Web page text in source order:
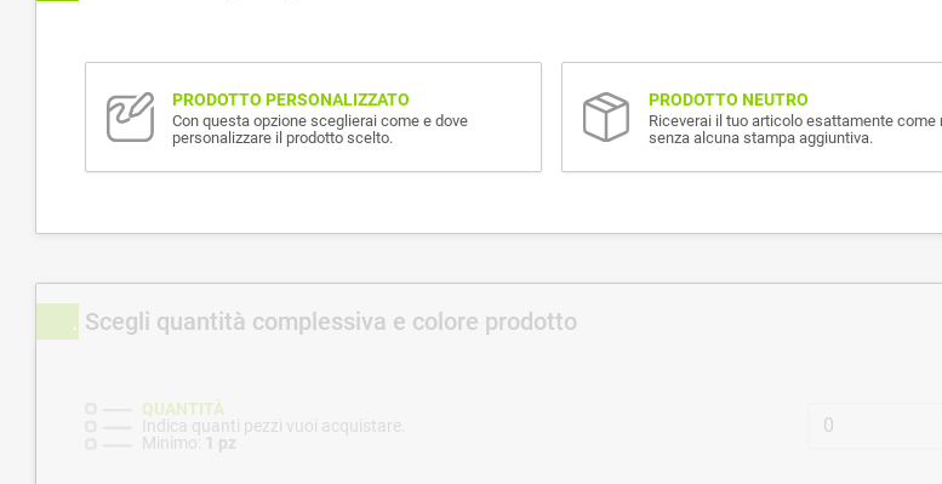
PRODOTTO PERSONALIZZATO
Con questa opzione sceglierai come e dove
personalizzare il prodotto scelto.
PRODOTTO NEUTRO
Riceverai il tuo articolo esattamente come
senza alcuna stampa aggiuntiva.
Scegli quantità complessiva e colore prodotto
QUANTITÀ
Indica quanti pezzi vuoi acquistare.
Minimo: 1 pz